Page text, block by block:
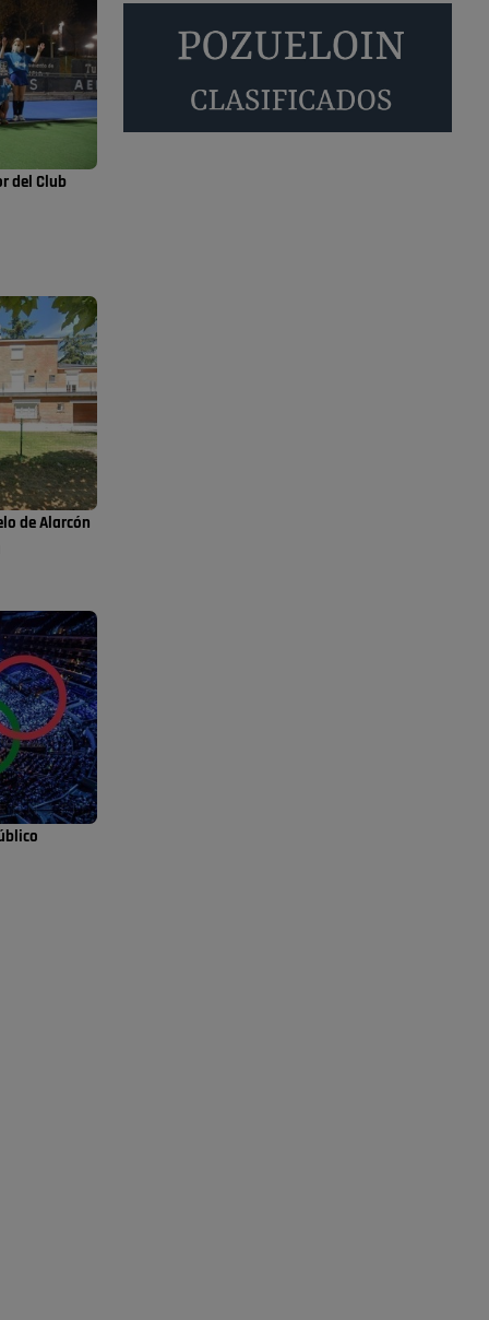
del Club
de Alarcón
Pozuelo de Alarcón
definitivamente Huerta
Grande: las obras …